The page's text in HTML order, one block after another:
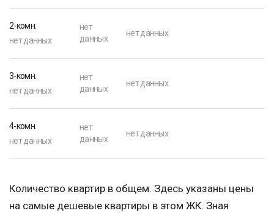
2-комн.
нет данных
нет
данных
нет данных
3-комн.
нет данных
нет
данных
нет данных
4-комн.
нет данных
нет
данных
нет данных
Количество квартир в общем. Здесь указаны цены
на самые дешевые квартиры в этом ЖК. Зная